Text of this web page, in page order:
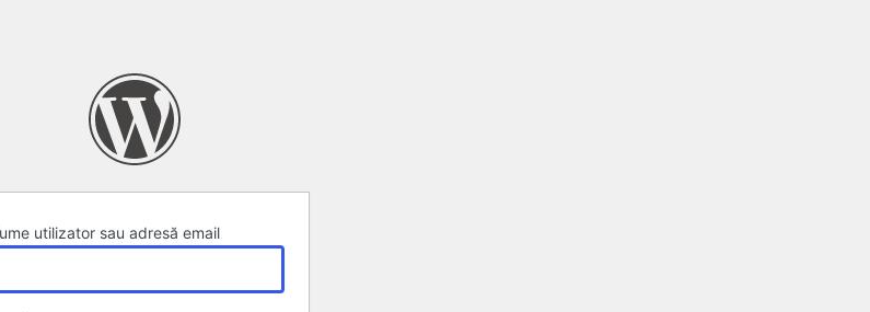
utilizator sau adresă email